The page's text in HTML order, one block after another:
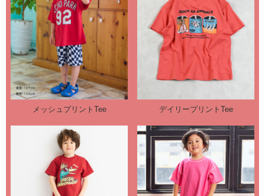
メッシュプリントTee デイリープリントTee